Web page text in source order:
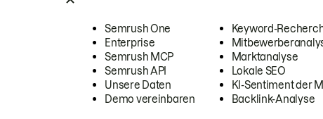
Semrush One
Enterprise
Semrush MCP
Semrush API
Unsere Daten
Demo vereinbaren
Keyword-
Marktanalyse
Lokale SEO
KI-Sentiment der
Backlink-Analyse